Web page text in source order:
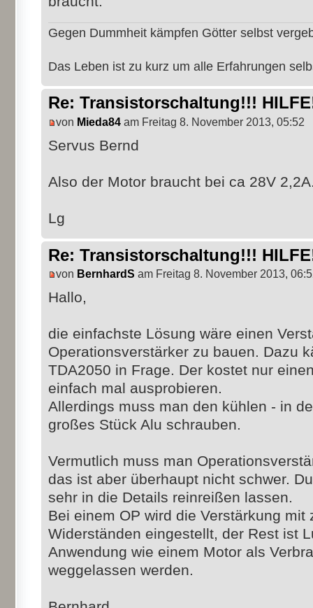
Gegen Dummheit kämpfen Götter selbst
Das Leben ist zu kurz um alle Erfahrungen
Re: Transistorschaltung!!!
von Mieda84 am Freitag 8. November 2013, 05:52
Servus Bernd
Also der Motor braucht bei ca 28V
Lg
Re: Transistorschaltung!!!
von BernhardS am Freitag 8. November 2013,
Hallo,
die einfachste Lösung wäre einen
Operationsverstärker zu bauen. Dazu
TDA2050 in Frage. Der kostet nur
einfach mal ausprobieren.
Allerdings muss man den kühlen - in
großes Stück Alu schrauben.
Vermutlich muss man
das ist aber überhaupt nicht schwer.
sehr in die Details reinreißen lassen.
Bei einem OP wird die Verstärkung mit
Widerständen eingestellt, der Rest ist
Anwendung wie einem Motor als
weggelassen werden.